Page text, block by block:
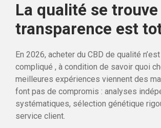
La qualité se
transparence est
En 2026, acheter du CBD de qualité
compliqué , à condition de savoir quoi
meilleures expériences viennent des
font pas de compromis : analyses
systématiques, sélection génétique
service client.